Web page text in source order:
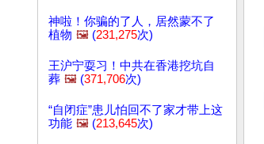
神啦！你骗的了人，居然蒙不了
植物 🖼️ (231,275次)
王沪宁耍习！中共在香港挖坑自
葬 🖼️ (371,706次)
“自闭症”患儿怕回不了家才带上这
功能 🖼️ (213,645次)